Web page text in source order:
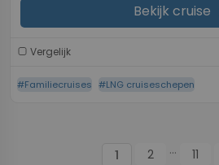
Bekijk cruise
Vergelijk
#Familiecruises #LNG cruiseschepen
1 2 ... 11